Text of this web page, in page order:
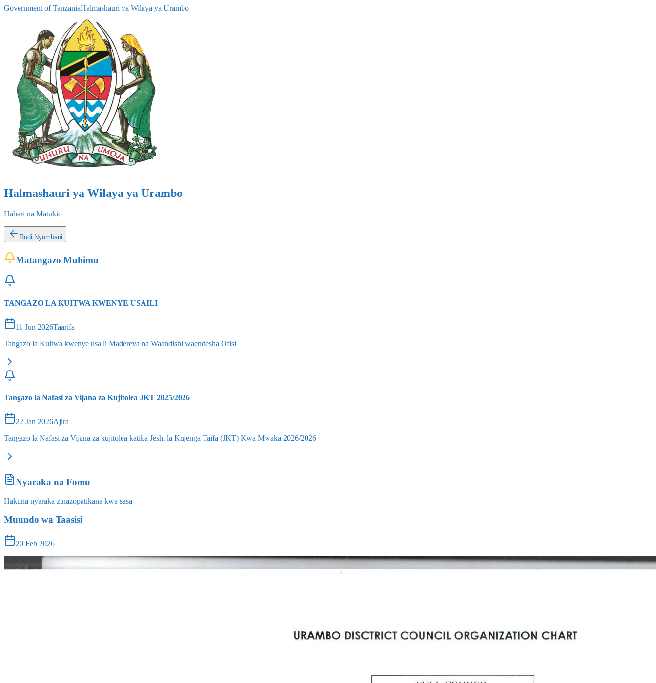
Government of TanzaniaHalmashauri ya Wilaya ya Urambo
Halmashauri ya Wilaya ya Urambo
Habari na Matukio
Rudi Nyumbani
Matangazo Muhimu
TANGAZO LA KUITWA KWENYE USAILI
11 Jun 2026Taarifa
Tangazo la Kuitwa kwenye usaili Madereva na Waandishi waendesha Ofisi
Tangazo la Nafasi za Vijana za Kujitolea JKT 2025/2026
22 Jan 2026Ajira
Tangazo la Nafasi za Vijana za kujitolea katika Jeshi la Kujenga Taifa (JKT) Kwa Mwaka 2026/2026
Nyaraka na Fomu
Hakuna nyaraka zinazopatikana kwa sasa
Muundo wa Taasisi
20 Feb 2026